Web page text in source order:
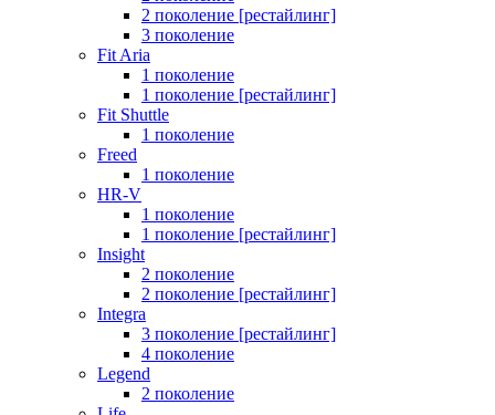
2 поколение [рестайлинг]
3 поколение
Fit Aria
1 поколение
1 поколение [рестайлинг]
Fit Shuttle
1 поколение
Freed
1 поколение
HR-V
1 поколение
1 поколение [рестайлинг]
Insight
2 поколение
2 поколение [рестайлинг]
Integra
3 поколение [рестайлинг]
4 поколение
Legend
2 поколение